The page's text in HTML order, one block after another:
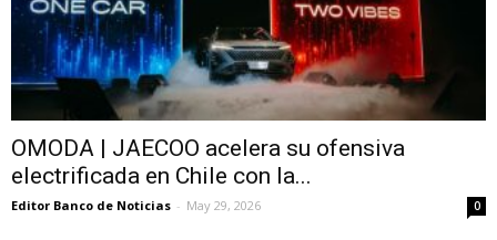
OMODA | JAECOO acelera su ofensiva
electrificada en Chile con la...
Editor Banco de Noticias - May 29, 2026 0